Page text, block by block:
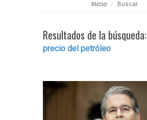
Inicio Buscar
Resultados de la búsqueda:
precio del petróleo